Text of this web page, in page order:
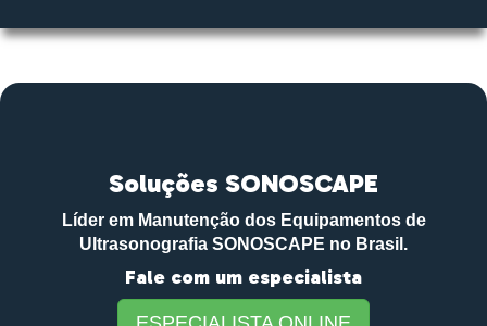
Soluções SONOSCAPE
Líder em Manutenção dos Equipamentos de
Ultrasonografia SONOSCAPE no Brasil.
Fale com um especialista